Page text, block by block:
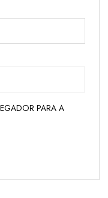
PARA A